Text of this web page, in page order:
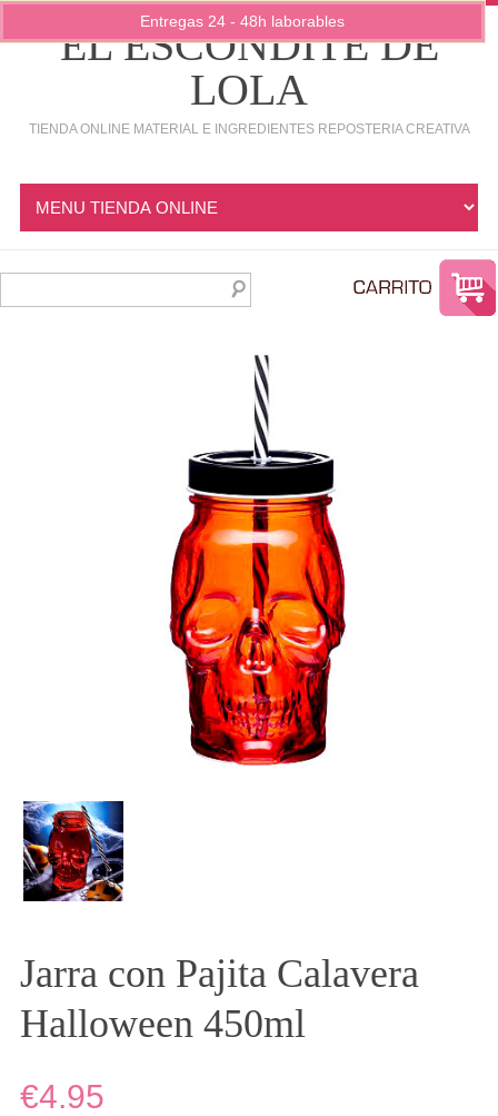
EL ESCONDITE DE
LOLA
TIENDA ONLINE MATERIAL E INGREDIENTES REPOSTERIA CREATIVA
Jarra con Pajita Calavera
Halloween 450ml
€4.95
Entregas 24 - 48h laborables